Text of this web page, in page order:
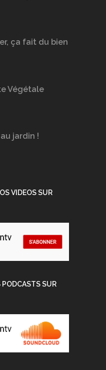
ça fait du bien
Végétale
jardin !
VIDEOS SUR
SUR